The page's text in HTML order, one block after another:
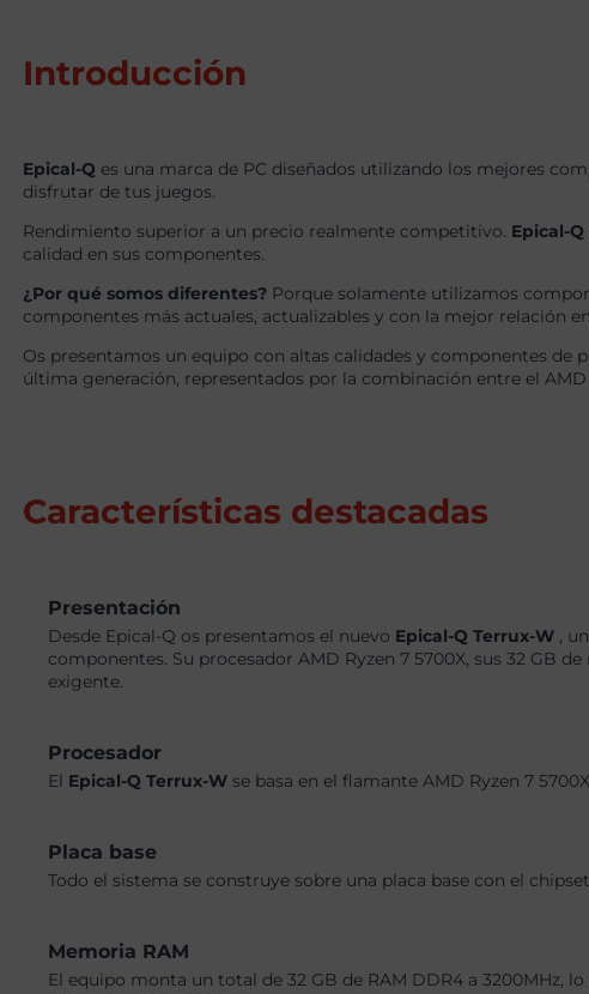
Introducción
Epical-Q es una marca de PC diseñados utilizando los mejores
disfrutar de tus juegos.
Rendimiento superior a un precio realmente competitivo. Epical-Q
calidad en sus componentes.
¿Por qué somos diferentes? Porque solamente utilizamos
componentes más actuales, actualizables y con la mejor relación
Os presentamos un equipo con altas calidades y componentes
última generación, representados por la combinación entre el AMD
Características destacadas
Presentación
Desde Epical-Q os presentamos el nuevo Epical-Q Terrux-W ,
componentes. Su procesador AMD Ryzen 7 5700X, sus 32 GB
exigente.
Procesador
El Epical-Q Terrux-W se basa en el flamante AMD Ryzen 7
Placa base
Todo el sistema se construye sobre una placa base con el
Memoria RAM
El equipo monta un total de 32 GB de RAM DDR4 a 3200MHz,